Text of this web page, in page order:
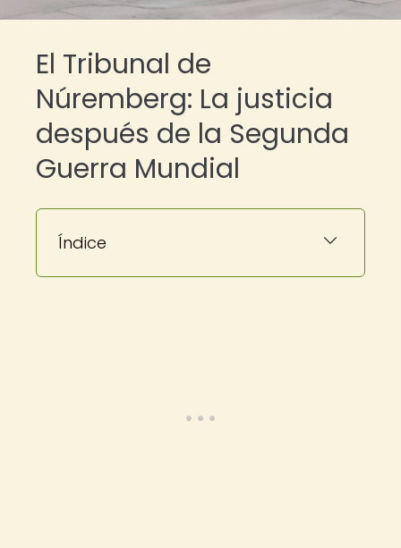
El Tribunal de
Núremberg: La justicia
después de la Segunda
Guerra Mundial
Índice